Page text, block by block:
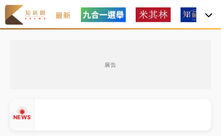
最新
廣告
NEWS
有片｜
連根拔起